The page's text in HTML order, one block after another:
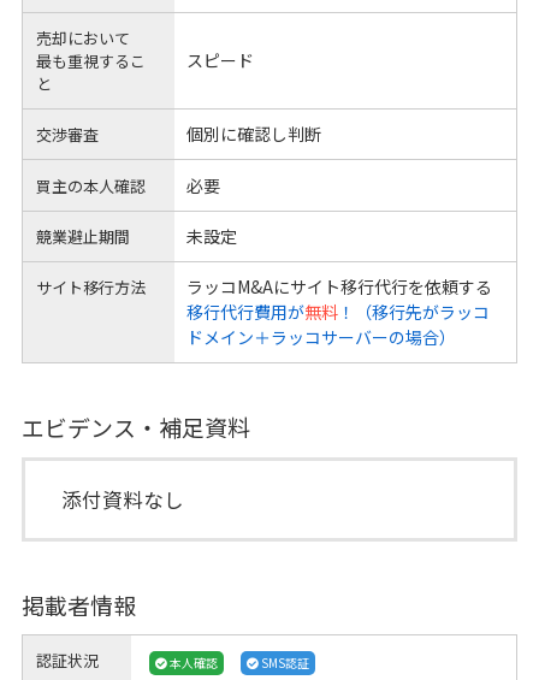
売却において
最も重視するこ
と
スピード
交渉審査 個別に確認し判断
買主の本人確認 必要
競業避止期間 未設定
サイト移行方法
ラッコM&Aにサイト移行代行を依頼する
移行代行費用が無料！（移行先がラッコ
ドメイン＋ラッコサーバーの場合）
エビデンス・補足資料
添付資料なし
掲載者情報
認証状況 本人確認
SMS認証